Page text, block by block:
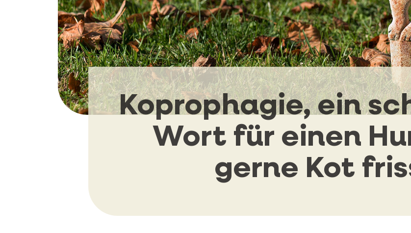
Koprophagie, ein
Wort für einen
gerne Kot